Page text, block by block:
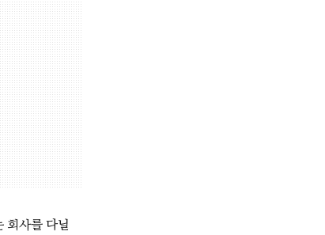
회사를 다닐